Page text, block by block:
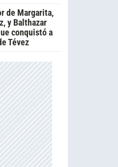
de Margarita,
y Balthazar
conquistó a
Tévez